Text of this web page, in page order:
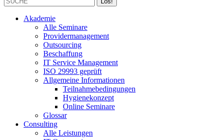
Akademie
Alle Seminare
Providermanagement
Outsourcing
Beschaffung
IT Service Management
ISO 29993 geprüft
Allgemeine Informationen
Teilnahmebedingungen
Hygienekonzept
Online Seminare
Glossar
Consulting
Alle Leistungen